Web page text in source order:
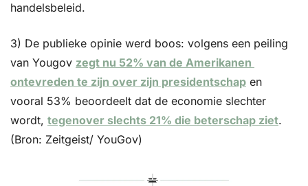
handelsbeleid.
3) De publieke opinie werd boos: volgens een peiling
van Yougov zegt nu 52% van de Amerikanen
ontevreden te zijn over zijn presidentschap en
vooral 53% beoordeelt dat de economie slechter
wordt, tegenover slechts 21% die beterschap ziet.
(Bron: Zeitgeist/ YouGov)